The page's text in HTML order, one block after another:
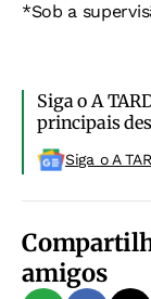
*Sob a
Siga o A
principais
Siga o A
amigos